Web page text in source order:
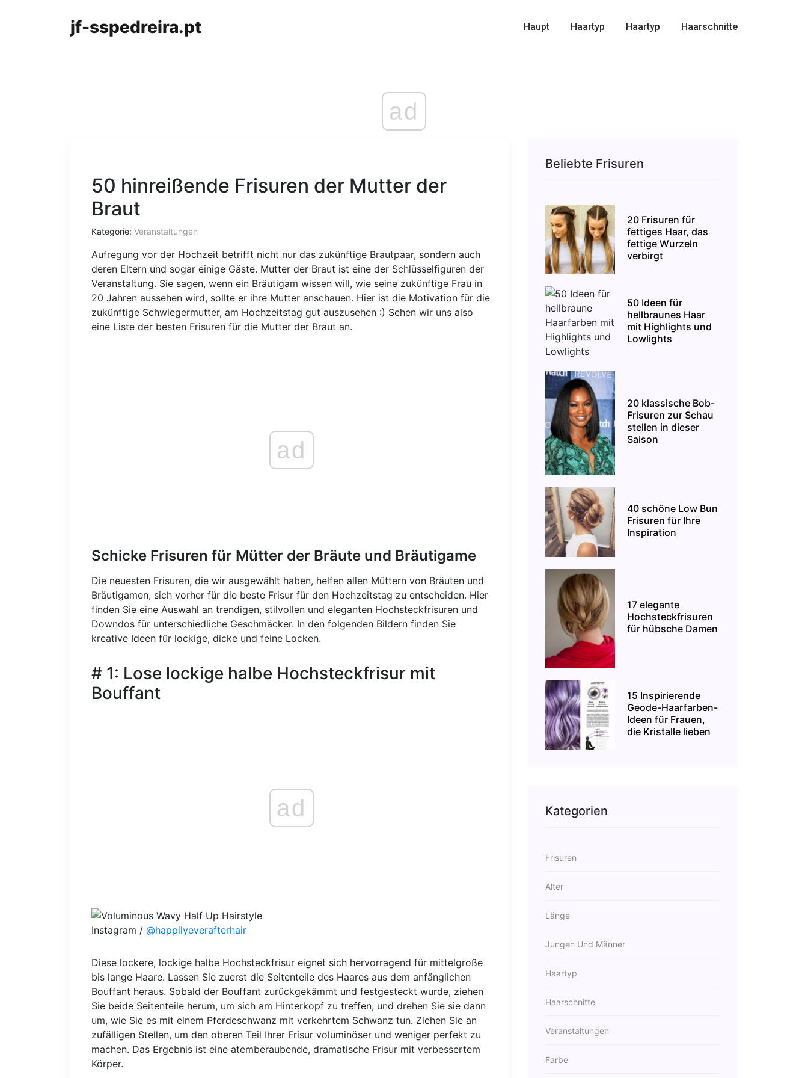
jf-sspedreira.pt Haupt Haartyp Haartyp Haarschnitte
ad
50 hinreißende Frisuren der Mutter der
Braut
Kategorie: Veranstaltungen
Aufregung vor der Hochzeit betrifft nicht nur das zukünftige Brautpaar, sondern auch
deren Eltern und sogar einige Gäste. Mutter der Braut ist eine der Schlüsselfiguren der
Veranstaltung. Sie sagen, wenn ein Bräutigam wissen will, wie seine zukünftige Frau in
20 Jahren aussehen wird, sollte er ihre Mutter anschauen. Hier ist die Motivation für die
zukünftige Schwiegermutter, am Hochzeitstag gut auszusehen :) Sehen wir uns also
eine Liste der besten Frisuren für die Mutter der Braut an.
ad
Schicke Frisuren für Mütter der Bräute und Bräutigame
Die neuesten Frisuren, die wir ausgewählt haben, helfen allen Müttern von Bräuten und
Bräutigamen, sich vorher für die beste Frisur für den Hochzeitstag zu entscheiden. Hier
finden Sie eine Auswahl an trendigen, stilvollen und eleganten Hochsteckfrisuren und
Downdos für unterschiedliche Geschmäcker. In den folgenden Bildern finden Sie
kreative Ideen für lockige, dicke und feine Locken.
# 1: Lose lockige halbe Hochsteckfrisur mit
Bouffant
ad
Instagram / @happilyeverafterhair
Diese lockere, lockige halbe Hochsteckfrisur eignet sich hervorragend für mittelgroße
bis lange Haare. Lassen Sie zuerst die Seitenteile des Haares aus dem anfänglichen
Bouffant heraus. Sobald der Bouffant zurückgekämmt und festgesteckt wurde, ziehen
Sie beide Seitenteile herum, um sich am Hinterkopf zu treffen, und drehen Sie sie dann
um, wie Sie es mit einem Pferdeschwanz mit verkehrtem Schwanz tun. Ziehen Sie an
zufälligen Stellen, um den oberen Teil Ihrer Frisur voluminöser und weniger perfekt zu
machen. Das Ergebnis ist eine atemberaubende, dramatische Frisur mit verbessertem
Körper.
Beliebte Frisuren
20 Frisuren für
fettiges Haar, das
fettige Wurzeln
verbirgt
50 Ideen für
hellbraunes Haar
mit Highlights und
Lowlights
20 klassische Bob-
Frisuren zur Schau
stellen in dieser
Saison
40 schöne Low Bun
Frisuren für Ihre
Inspiration
17 elegante
Hochsteckfrisuren
für hübsche Damen
15 Inspirierende
Geode-Haarfarben-
Ideen für Frauen,
die Kristalle lieben
Kategorien
Frisuren
Alter
Länge
Jungen Und Männer
Haartyp
Haarschnitte
Veranstaltungen
Farbe